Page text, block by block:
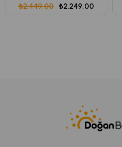
Makinesi Seti
₺2.249,00
₺2.449,00